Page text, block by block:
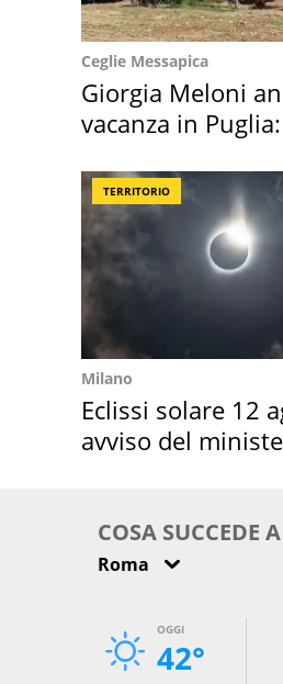
Ceglie Messapica
Giorgia Meloni
vacanza in
TERRITORIO
Milano
Eclissi solare 12
avviso del